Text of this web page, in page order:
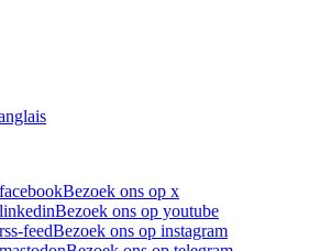
Bezoek ons op x
Bezoek ons op youtube
feedBezoek ons op instagram